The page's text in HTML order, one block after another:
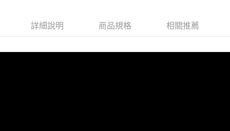
權轉讓予恩沛科技股份有限公司。
３．未成年的使用者請事先徵得法定代理人或監護人之同意方可使用
宅配離島詳細說明 商品規格 相關推薦